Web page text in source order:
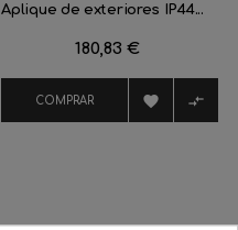
Aplique de exteriores IP44...
Precio
180,83 €
COMPRAR  